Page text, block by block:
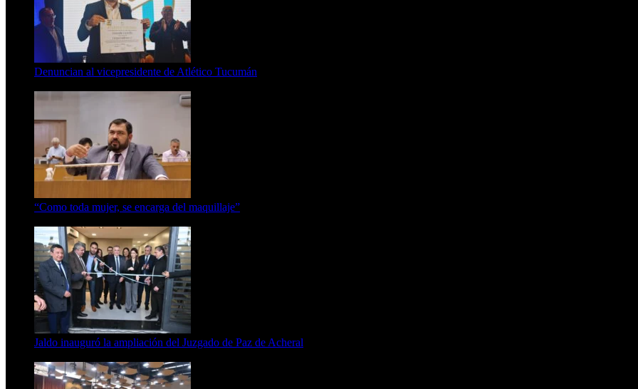
Denuncian al vicepresidente de Atlético Tucumán
“Como toda mujer, se encarga del maquillaje”
Jaldo inauguró la ampliación del Juzgado de Paz de Acheral